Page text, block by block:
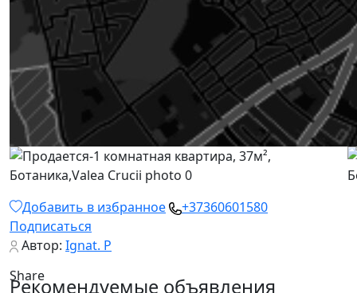
Добавить в избранное
+37360601580
Подписаться
Автор: Ignat. P
Share
Рекомендуемые объявления